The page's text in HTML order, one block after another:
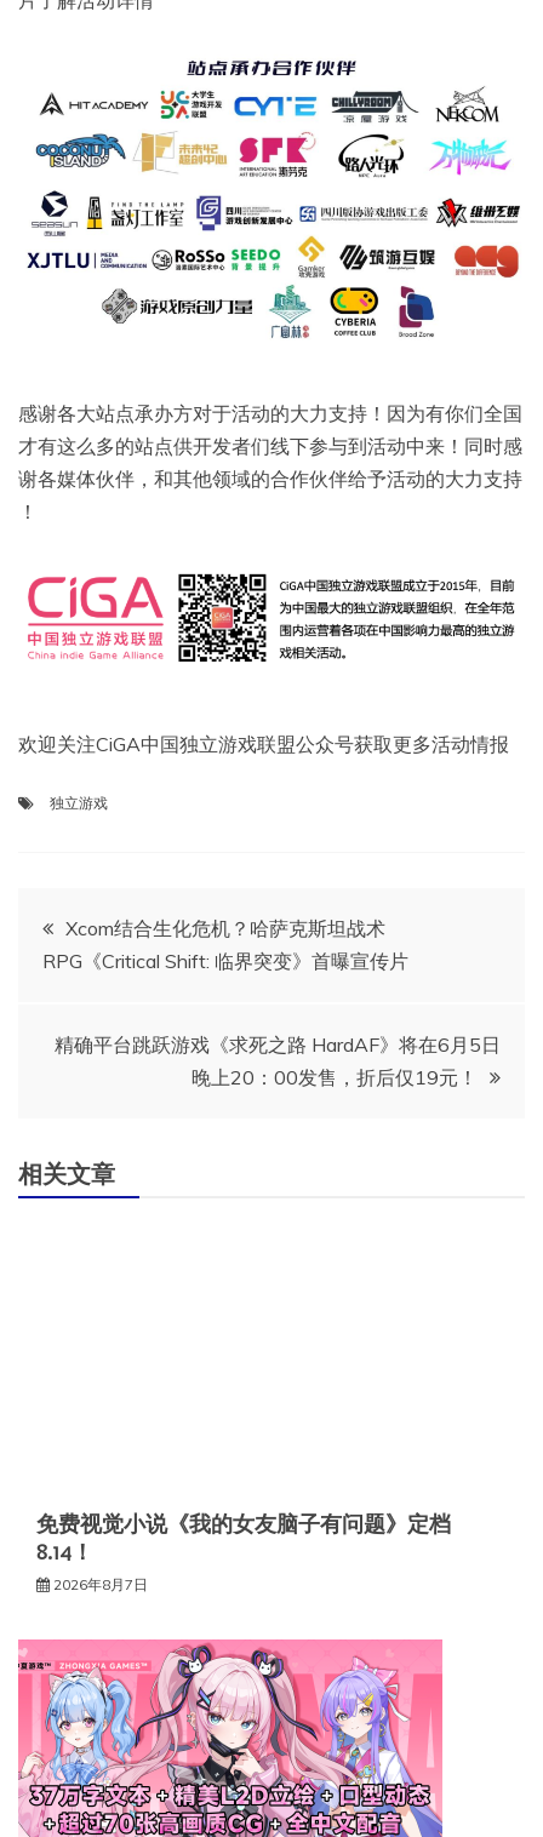
感谢各大站点承办方对于活动的大力支持！因为有你们全国
才有这么多的站点供开发者们线下参与到活动中来！同时感
谢各媒体伙伴，和其他领域的合作伙伴给予活动的大力支持
！
欢迎关注CiGA中国独立游戏联盟公众号获取更多活动情报
独立游戏
文
章
导
Xcom结合生化危机？哈萨克斯坦战术
RPG《Critical Shift: 临界突变》首曝宣传片
精确平台跳跃游戏《求死之路 HardAF》将在6月5日
晚上20：00发售，折后仅19元！
相关文章
免费视觉小说《我的女友脑子有问题》定档
8.14！
2026年8月7日